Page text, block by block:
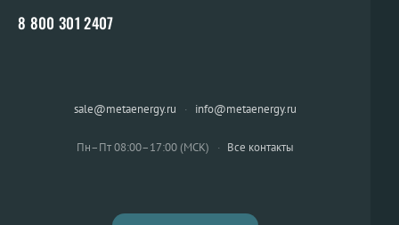
8 800 301 2407
sale@metaenergy.ru · info@metaenergy.ru
Пн–Пт 08:00–17:00 (МСК) · Все контакты